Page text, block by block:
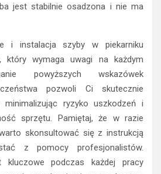
jest stabilnie osadzona i nie ma
i instalacja szyby w piekarniku
który wymaga uwagi na każdym
powyższych wskazówek
pozwoli Ci skutecznie
minimalizując ryzyko uszkodzeń i
sprzętu. Pamiętaj, że w razie
skonsultować się z instrukcją
z pomocy profesjonalistów.
kluczowe podczas każdej pracy